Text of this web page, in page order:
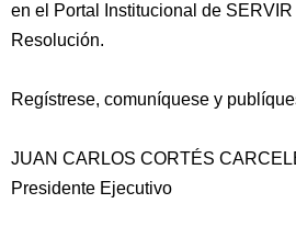
en el Portal Institucional de
Resolución.
Regístrese, comuníquese y
JUAN CARLOS CORTÉS
Presidente Ejecutivo